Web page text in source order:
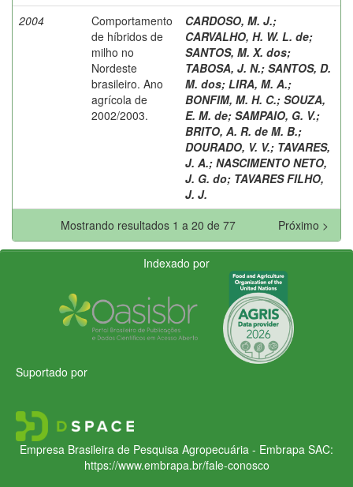
2004
Comportamento
de híbridos de
milho no
Nordeste
brasileiro. Ano
agrícola de
2002/2003.
CARDOSO, M. J.;
CARVALHO, H. W. L. de;
SANTOS, M. X. dos;
TABOSA, J. N.; SANTOS, D.
M. dos; LIRA, M. A.;
BONFIM, M. H. C.; SOUZA,
E. M. de; SAMPAIO, G. V.;
BRITO, A. R. de M. B.;
DOURADO, V. V.; TAVARES,
J. A.; NASCIMENTO NETO,
J. G. do; TAVARES FILHO,
J. J.
Mostrando resultados 1 a 20 de 77
Próximo >
Indexado por
Suportado por
Empresa Brasileira de Pesquisa Agropecuária - Embrapa SAC:
https://www.embrapa.br/fale-conosco